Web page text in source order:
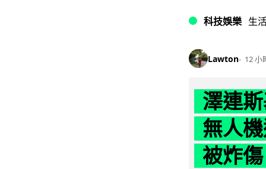
科技娛樂 生
Lawton 12 小
澤連
無人
被炸傷